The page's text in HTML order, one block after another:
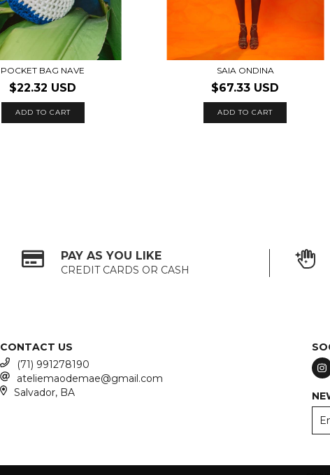
POCKET BAG NAVE
$22.32 USD
SAIA ONDINA
$67.33 USD
ADD TO CART
PAY AS YOU LIKE
CREDIT CARDS OR CASH
CONTACT US
(71) 991278190
ateliemaodemae@gmail.com
Salvador, BA